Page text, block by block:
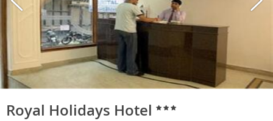
Royal Holidays Hotel